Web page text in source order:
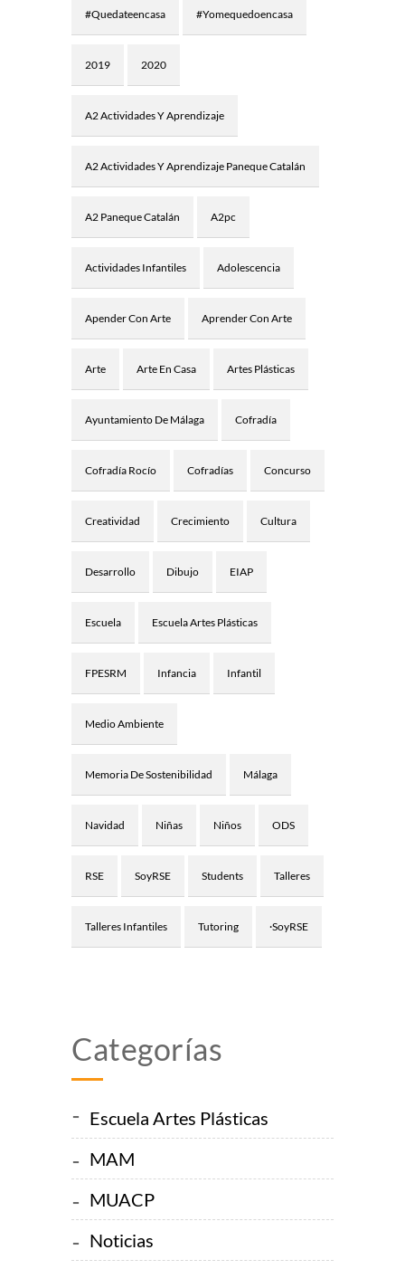
#quedateencasa #yomequedoencasa
2019 2020
A2 Actividades Y Aprendizaje
A2 Actividades Y Aprendizaje Paneque Catalán
A2 Paneque Catalán A2pc
Actividades Infantiles Adolescencia
Apender Con Arte Aprender Con Arte
Arte Arte En Casa Artes Plásticas
Ayuntamiento De Málaga Cofradía
Cofradía Rocío Cofradías Concurso
Creatividad Crecimiento Cultura
Desarrollo Dibujo EIAP
Escuela Escuela Artes Plásticas
FPESRM Infancia Infantil
Medio Ambiente
Memoria De Sostenibilidad Málaga
Navidad Niñas Niños ODS
RSE SoyRSE Students Talleres
Talleres Infantiles Tutoring ·SoyRSE
Categorías
Escuela Artes Plásticas
MAM
MUACP
Noticias